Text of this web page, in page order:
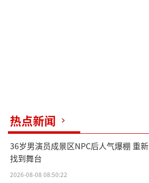
热点新闻
36岁男演员成景区NPC后人气爆棚 重新
找到舞台
2026-08-08 08:50:22